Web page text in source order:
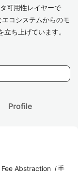
可用性レイヤーで
コシステムからのモ
ち上げています。
Profile
Abstraction（手